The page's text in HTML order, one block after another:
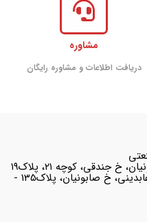
مشاوره
دریافت اطلاعات و مشاوره رایگان
کوچه ۲۱، پلاک۱۹
فروشگاه: تهران، میدان شوش، خ عابدینی، خ صابونیان، پلاک135 -